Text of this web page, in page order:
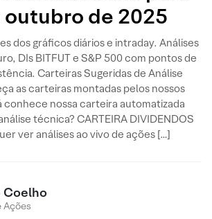
outubro de 2025
dos gráficos diários e intraday. Análises
DIs BITFUT e S&P 500 com pontos de
Carteiras Sugeridas de Análise
as carteiras montadas pelos nossos
conhece nossa carteira automatizada
técnica? CARTEIRA DIVIDENDOS
ver análises ao vivo de ações […]
Coelho
Ações